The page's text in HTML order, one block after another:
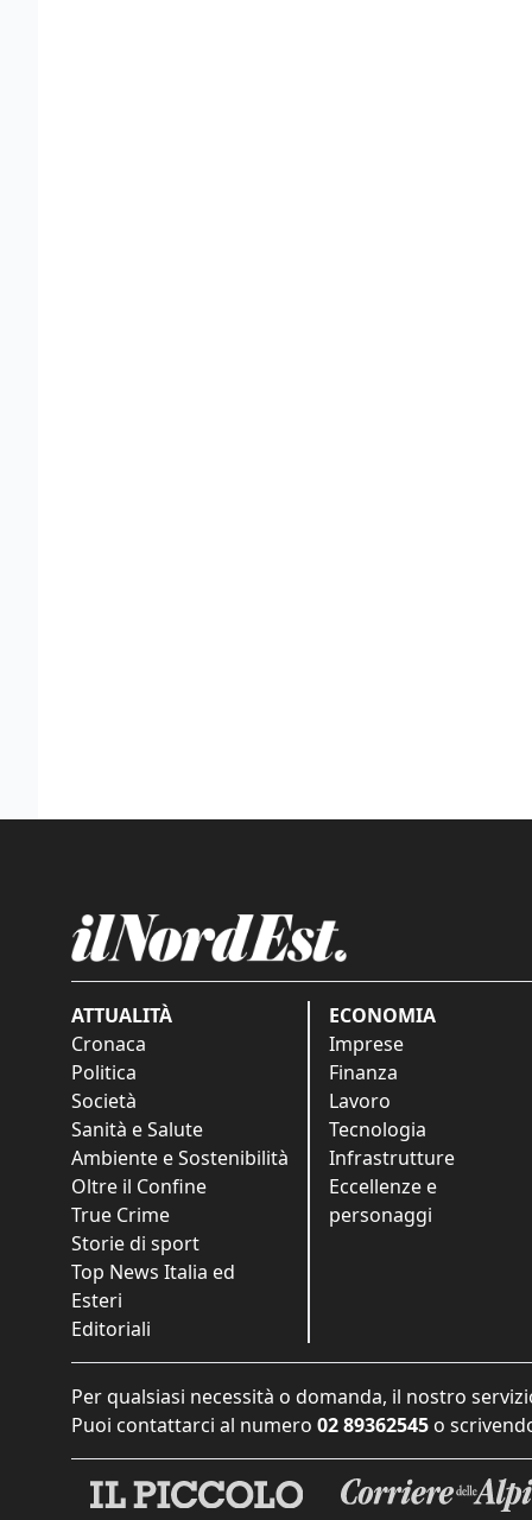
ATTUALITÀ
Cronaca
Politica
Società
Sanità e Salute
Ambiente e Sostenibilità
Oltre il Confine
True Crime
Storie di sport
Top News Italia ed
Esteri
Editoriali
ECONOMIA
Imprese
Finanza
Lavoro
Tecnologia
Infrastrutture
Eccellenze e
personaggi
Per qualsiasi necessità o domanda, il nostro
Puoi contattarci al numero 02 89362545 o